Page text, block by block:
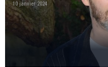
10 janvier 2024